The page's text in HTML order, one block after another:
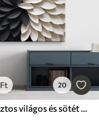
Ft 20
Képek Kontrasztos világos és sötét szirmok virágformában